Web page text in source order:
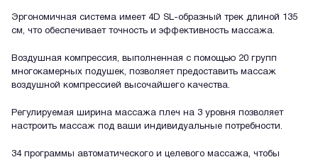
Эргономичная система имеет 4D SL-образный трек длиной 135
см, что обеспечивает точность и эффективность массажа.
Воздушная компрессия, выполненная с помощью 20 групп
многокамерных подушек, позволяет предоставить массаж
воздушной компрессией высочайшего качества.
Регулируемая ширина массажа плеч на 3 уровня позволяет
настроить массаж под ваши индивидуальные потребности.
34 программы автоматического и целевого массажа, чтобы